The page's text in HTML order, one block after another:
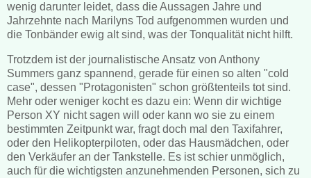
wenig darunter leidet, dass die Aussagen Jahre und
Jahrzehnte nach Marilyns Tod aufgenommen wurden und
die Tonbänder ewig alt sind, was der Tonqualität nicht hilft.
Trotzdem ist der journalistische Ansatz von Anthony
Summers ganz spannend, gerade für einen so alten "cold
case", dessen "Protagonisten" schon größtenteils tot sind.
Mehr oder weniger kocht es dazu ein: Wenn dir wichtige
Person XY nicht sagen will oder kann wo sie zu einem
bestimmten Zeitpunkt war, fragt doch mal den Taxifahrer,
oder den Helikopterpiloten, oder das Hausmädchen, oder
den Verkäufer an der Tankstelle. Es ist schier unmöglich,
auch für die wichtigsten anzunehmenden Personen, sich zu